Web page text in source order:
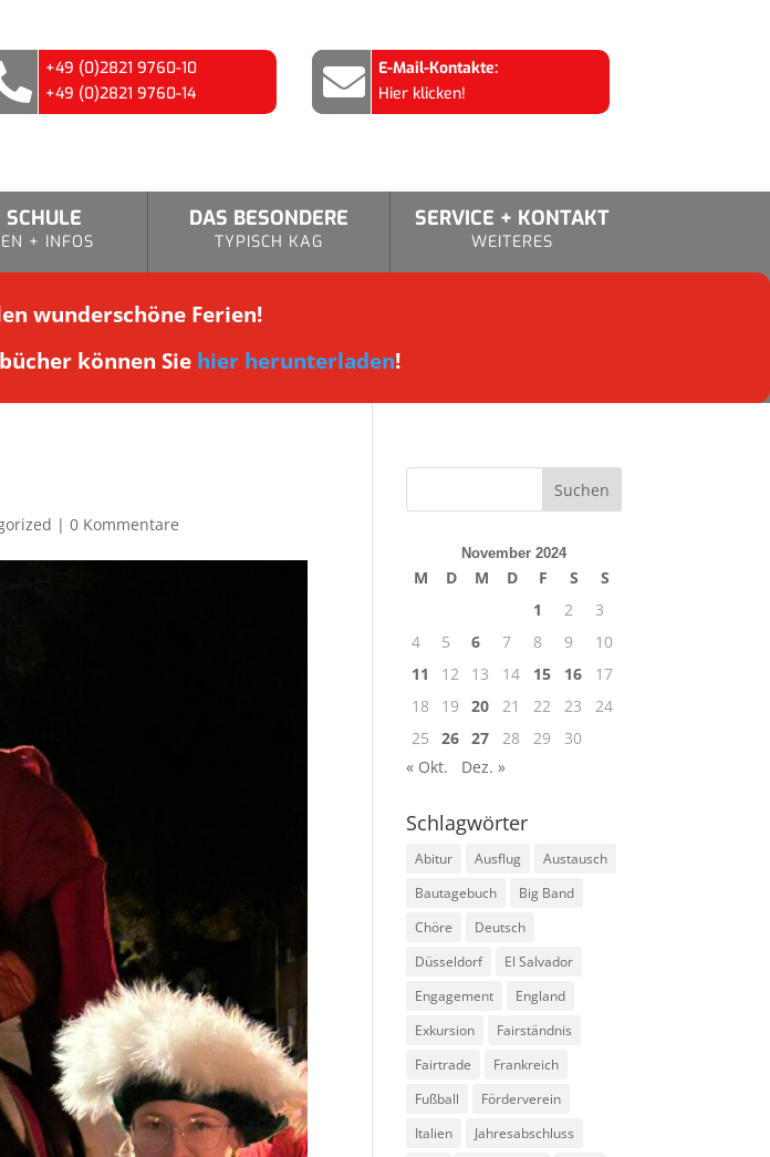
+49 (0)2821 9760-10
+49 (0)2821 9760-14

E-Mail-Kontakte:
Hier klicken!
SCHULE
+ INFOS
DAS BESONDERE
TYPISCH KAG
SERVICE + KONTAKT
WEITERES
wunderschöne Ferien!
können Sie hier herunterladen!
|0 Kommentare
November 2024
M D M D F S
S
1
2
3
4
5 6 7 8 9
10
11
12 13 14 15 16
17
18
19 20 21 22 23
24
25
26 27 28 29
30
« Okt.
Dez. »
Schlagwörter
Abitur Ausflug
Austausch
Bautagebuch
Big Band
Chöre
Deutsch
Düsseldorf
El Salvador
Engagement
England
Exkursion
Fairständnis
Fairtrade
Frankreich
Fußball
Förderverein
Italien
Jahresabschluss